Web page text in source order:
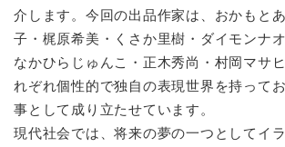
介します。今回の出品作家は、おかもと
子・梶原希美・くさか里樹・ダイモンナ
なかひらじゅんこ・正木秀尚・村岡マサ
れぞれ個性的で独自の表現世界を持って
事として成り立たせています。
現代社会では、将来の夢の一つとしてイ